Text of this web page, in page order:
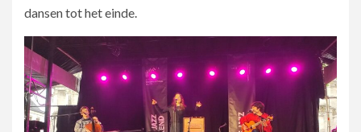
dansen tot het einde.